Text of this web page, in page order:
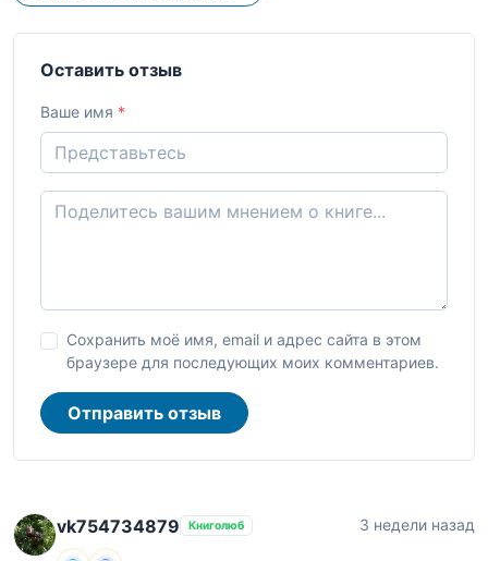
Оставить отзыв
Ваше имя *
Сохранить моё имя, email и адрес сайта в этом
браузере для последующих моих комментариев.
Отправить отзыв
vk754734879 Книголюб 3 недели назад